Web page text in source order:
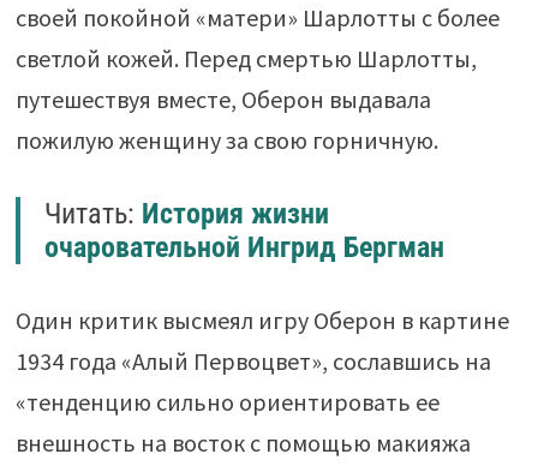
своей покойной «матери» Шарлотты с более
светлой кожей. Перед смертью Шарлотты,
путешествуя вместе, Оберон выдавала
пожилую женщину за свою горничную.
Читать: История жизни
очаровательной Ингрид Бергман
Один критик высмеял игру Оберон в картине
1934 года «Алый Первоцвет», сославшись на
«тенденцию сильно ориентировать ее
внешность на восток с помощью макияжа